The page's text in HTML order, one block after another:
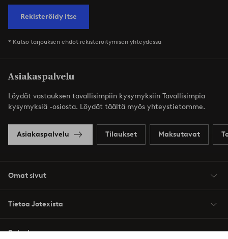
Rekisteröidy itse
* Katso tarjouksen ehdot rekisteröitymisen yhteydessä
Asiakaspalvelu
Löydät vastauksen tavallisimpiin kysymyksiin Tavallisimpia
kysymyksiä -osiosta. Löydät täältä myös yhteystietomme.
Asiakaspalvelu Tilaukset Maksutavat
Omat sivut
Tietoa Jotexista
Palvelumme